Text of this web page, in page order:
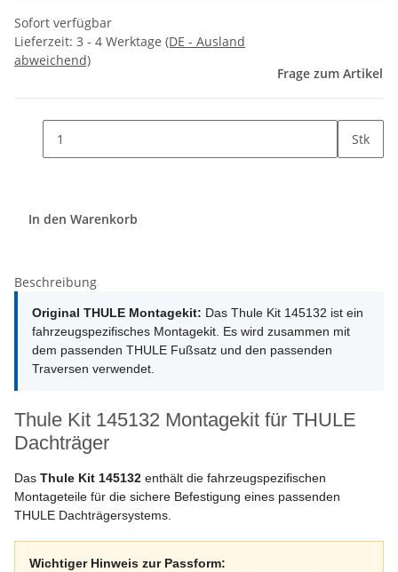
Sofort verfügbar
Lieferzeit: 3 - 4 Werktage (DE - Ausland
abweichend)
Frage zum Artikel
Stk
In den Warenkorb
Beschreibung
Original THULE Montagekit: Das Thule Kit 145132 ist ein
fahrzeugspezifisches Montagekit. Es wird zusammen mit
dem passenden THULE Fußsatz und den passenden
Traversen verwendet.
Thule Kit 145132 Montagekit für THULE
Dachträger
Das Thule Kit 145132 enthält die fahrzeugspezifischen
Montageteile für die sichere Befestigung eines passenden
THULE Dachträgersystems.
Wichtiger Hinweis zur Passform: